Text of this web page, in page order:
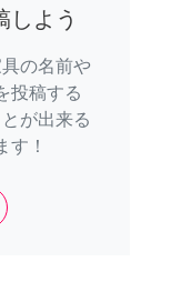
しよう
の名前や
投稿する
が出来る
す！